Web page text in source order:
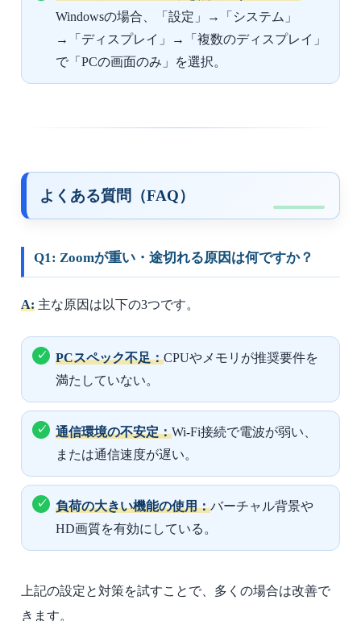
Windowsの場合、「設定」→「システム」
→「ディスプレイ」→「複数のディスプレイ」
で「PCの画面のみ」を選択。
よくある質問（FAQ）
Q1: Zoomが重い・途切れる原因は何ですか？
A: 主な原因は以下の3つです。
PCスペック不足：CPUやメモリが推奨要件を
満たしていない。
通信環境の不安定：Wi-Fi接続で電波が弱い、
または通信速度が遅い。
負荷の大きい機能の使用：バーチャル背景や
HD画質を有効にしている。
上記の設定と対策を試すことで、多くの場合は改善で
きます。